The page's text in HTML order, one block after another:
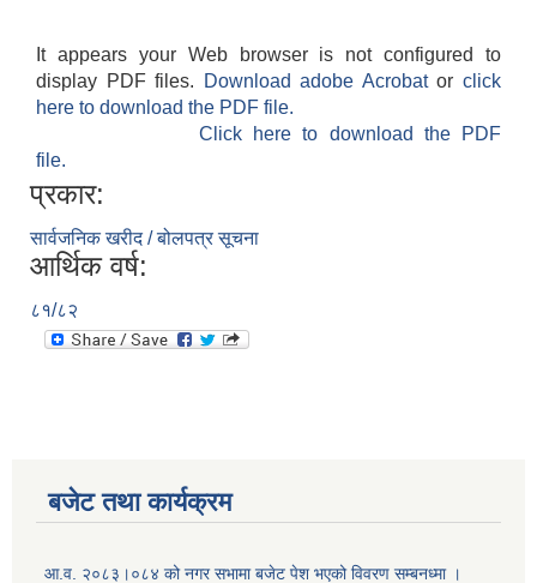
It appears your Web browser is not configured to
display PDF files.
Download adobe Acrobatorclick
here to download the PDF file.
Click here to download the PDF
file.
प्रकार:
सार्वजनिक खरीद / बोलपत्र सूचना
आर्थिक वर्ष:
८१/८२
बजेट तथा कार्यक्रम
आ.व. २०८३।०८४ को नगर सभामा बजेट पेश भएको विवरण सम्बनध्मा ।